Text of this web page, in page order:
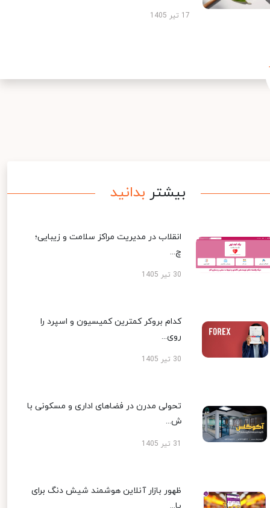
17 تیر 1405
بیشتر بدانید
انقلاب در مدیریت مراکز سلامت و زیبایی؛
چ...
30 تیر 1405
کدام بروکر کمترین کمیسیون و اسپرد را
روی...
30 تیر 1405
تحولی مدرن در فضاهای اداری و مسکونی با
ش...
ظهور بازار آنلاین هوشمند شیش دنگ برای